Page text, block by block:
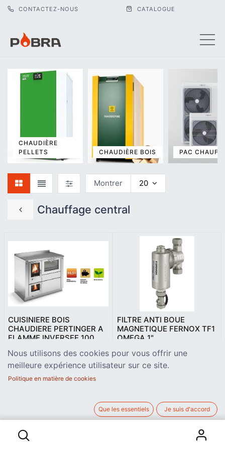
CONTACTEZ-NOUS CATALOGUE
Chauffage central
Montrer 20
CHAUDIÈRE
PELLETS
CHAUDIÈRE BOIS PAC
CUISINIERE BOIS
CHAUDIERE PERTINGER A
FLAMME INVERSEE 100
Thermo-cuisinière à flamme
inversée • Dimensions (L x P x
H) 1.000 x 600 x 850-910
mm • Puissance calorifique
nominale • 10,5 kW • Taille du
• Rendements très élevés et
jusqu’à 40% grâce aux très
Rendement énergétique:
92,2%
9.732,00€
FILTRE ANTI BOUE
MAGNETIQUE FERNOX TF1
OMEGA 1"
Filtre magnétique 1" pour
désembouer l’eau de
chauffage afin de protéger la
179,00 €
Nous utilisons des cookies pour vous offrir une
meilleure expérience utilisateur sur ce site.
Politique en matière de cookies
Que les essentiels Je suis d'accord